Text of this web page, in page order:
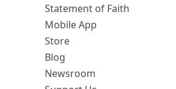
Statement of Faith
Mobile App
Store
Blog
Newsroom